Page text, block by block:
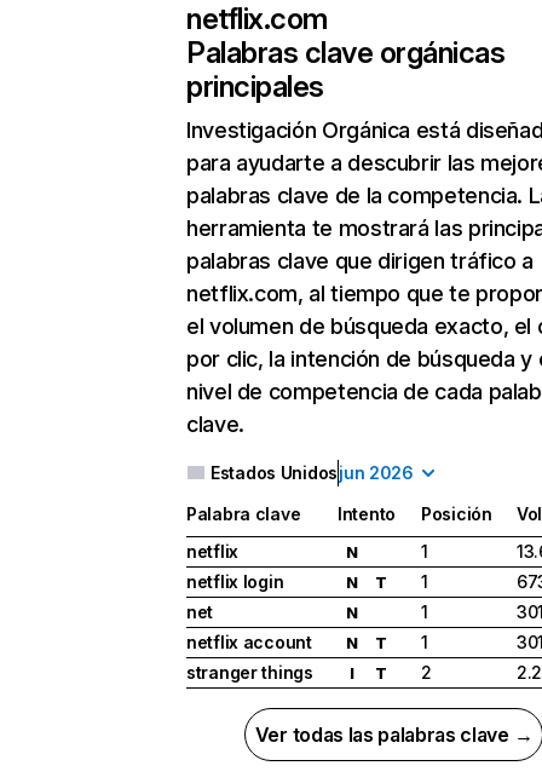
netflix.com
Palabras clave orgánicas
principales
Investigación Orgánica está
para ayudarte a descubrir las
palabras clave de la competencia.
herramienta te mostrará las
palabras clave que dirigen tráfico a
netflix.com, al tiempo que te
el volumen de búsqueda exacto, el
por clic, la intención de búsqueda y
nivel de competencia de cada
clave.
Estados Unidosjun 2026
Palabra clave Intento Posición
netflix
N 1
netflix login
N T 1
net
N 1
netflix account
N T 1
stranger things
I T 2
Ver todas las palabras clave →